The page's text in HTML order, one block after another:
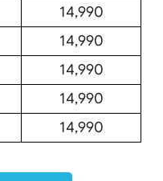
14,990
14,990
14,990
14,990
14,990